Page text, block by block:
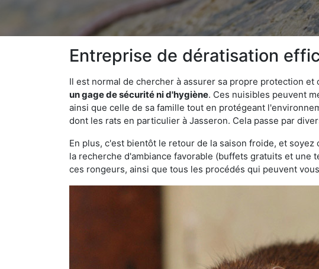
Entreprise de dératisation
Il est normal de chercher à assurer sa propre protection
un gage de sécurité ni d'hygiène. Ces nuisibles peuvent
ainsi que celle de sa famille tout en protégeant
dont les rats en particulier à Jasseron. Cela passe par
En plus, c'est bientôt le retour de la saison froide, et
la recherche d'ambiance favorable (buffets gratuits et une
ces rongeurs, ainsi que tous les procédés qui peuvent